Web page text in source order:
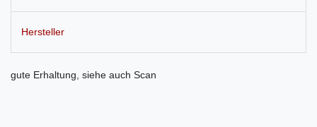
Hersteller
gute Erhaltung, siehe auch Scan